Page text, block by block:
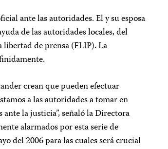
ante las autoridades. El y su esposa
de las autoridades locales, del
de prensa (FLIP). La
crean que pueden efectuar
a las autoridades a tomar en
ante la justicia”, señaló la Directora
alarmados por esta serie de
del 2006 para las cuales será crucial